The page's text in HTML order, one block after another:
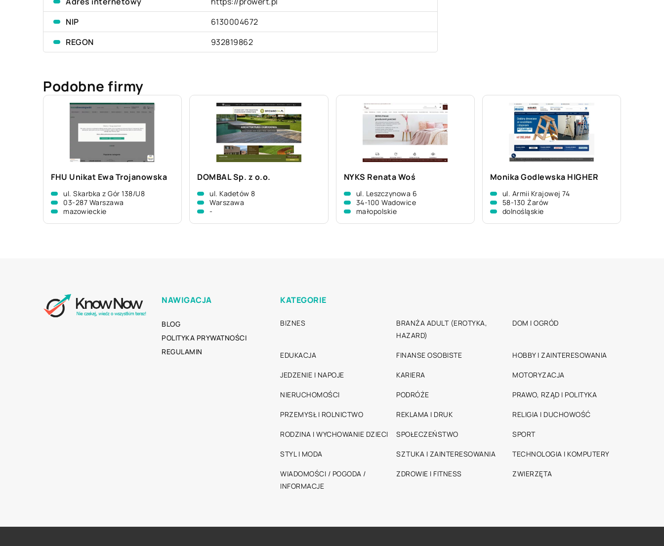
NIP
6130004672
REGON
932819862
Podobne firmy
FHU Unikat Ewa Trojanowska
ul. Skarbka z Gór 138/U8
03-287 Warszawa
mazowieckie
DOMBAL Sp. z o.o.
ul. Kadetów 8
Warszawa
-
NYKS Renata Woś
ul. Leszczynowa 6
34-100 Wadowice
małopolskie
Monika Godlewska HIGHER
ul. Armii Krajowej 74
58-130 Żarów
dolnośląskie
NAWIGACJA
BLOG
POLITYKA PRYWATNOŚCI
REGULAMIN
KATEGORIE
BIZNES
BRANŻA ADULT (EROTYKA,
HAZARD)
DOM I OGRÓD
EDUKACJA FINANSE OSOBISTE HOBBY I ZAINTERESOWANIA
JEDZENIE I NAPOJE KARIERA MOTORYZACJA
NIERUCHOMOŚCI PODRÓŻE PRAWO, RZĄD I POLITYKA
PRZEMYSŁ I ROLNICTWO REKLAMA I DRUK RELIGIA I DUCHOWOŚĆ
RODZINA I WYCHOWANIE DZIECI SPOŁECZEŃSTWO SPORT
STYL I MODA SZTUKA I ZAINTERESOWANIA TECHNOLOGIA I KOMPUTERY
WIADOMOŚCI / POGODA /
INFORMACJE
ZDROWIE I FITNESS ZWIERZĘTA